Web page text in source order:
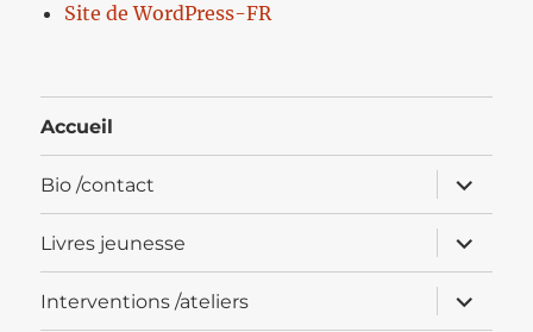
Site de WordPress-FR
Accueil
Bio /contact
ouvrir
le
sous-
menu
Livres jeunesse
ouvrir
le
sous-
menu
Interventions /ateliers
ouvrir
le